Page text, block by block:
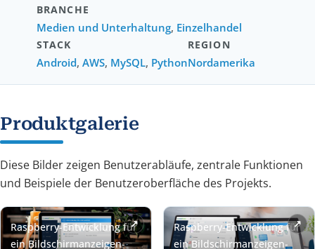
BRANCHE
Medien und Unterhaltung, Einzelhandel
STACK
Android, AWS, MySQL, Python
REGION
Nordamerika
Produktgalerie
Diese Bilder zeigen Benutzerabläufe, zentrale Funktionen
und Beispiele der Benutzeroberfläche des Projekts.